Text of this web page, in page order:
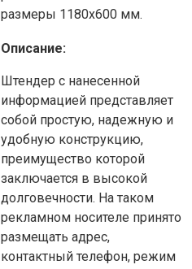
размеры 1180х600 мм.
Описание:
Штендер с нанесенной
информацией представляет
собой простую, надежную и
удобную конструкцию,
преимущество которой
заключается в высокой
долговечности. На таком
рекламном носителе принято
размещать адрес,
контактный телефон, режим